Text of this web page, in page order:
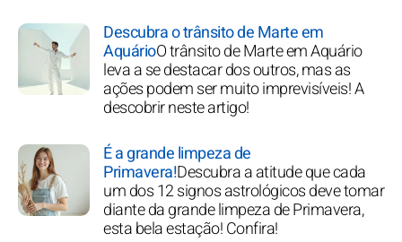
Descubra o trânsito de Marte em
AquárioO trânsito de Marte em Aquário
leva a se destacar dos outros, mas as
ações podem ser muito imprevisíveis! A
descobrir neste artigo!
É a grande limpeza de
Primavera!Descubra a atitude que cada
um dos 12 signos astrológicos deve tomar
diante da grande limpeza de Primavera,
esta bela estação! Confira!